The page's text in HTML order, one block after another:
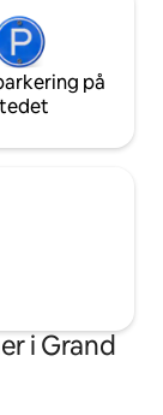
på
i Grand